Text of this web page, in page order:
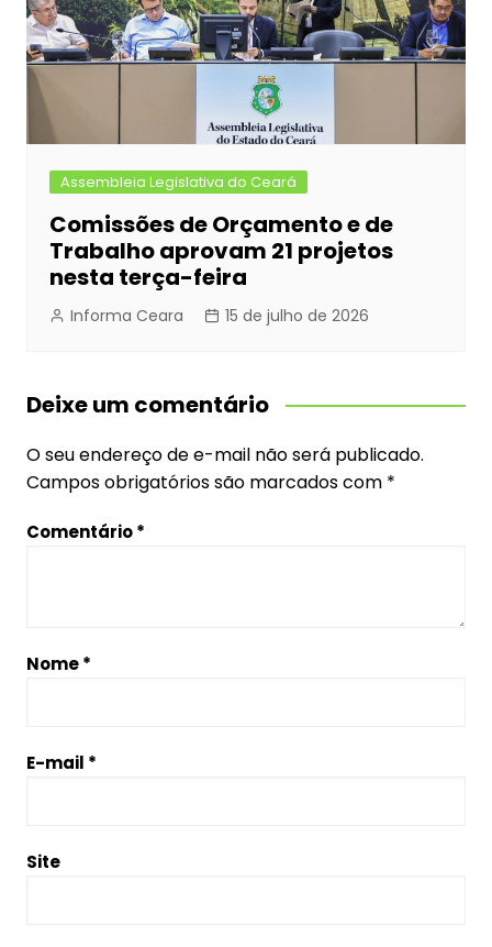
Assembleia Legislativa do Ceará
Comissões de Orçamento e de
Trabalho aprovam 21 projetos
nesta terça-feira
Informa Ceara 15 de julho de 2026
Deixe um comentário
O seu endereço de e-mail não será publicado.
Campos obrigatórios são marcados com *
Comentário*
Nome*
E-mail *
Site